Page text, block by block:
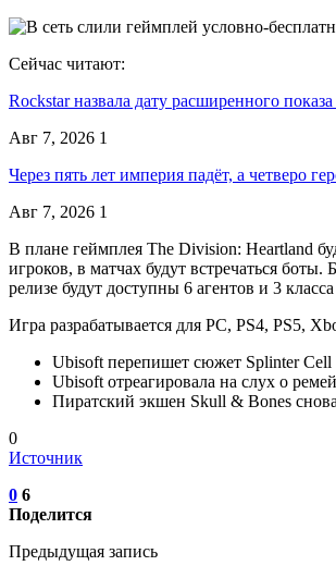
Сейчас читают:
Rockstar назвала дату расширенного
Авг 7, 2026 1
Через пять лет империя падёт, а четверо
Авг 7, 2026 1
В плане геймплея The Division: Heartland
игроков, в матчах будут встречаться
релизе будут доступны 6 агентов и 3
Игра разрабатывается для PC, PS4, PS5,
Ubisoft перепишет сюжет Splinter Cell
Ubisoft отреагировала на слух о
Пиратский экшен Skull & Bones
0
Источник
0 6
Поделится
Предыдущая запись